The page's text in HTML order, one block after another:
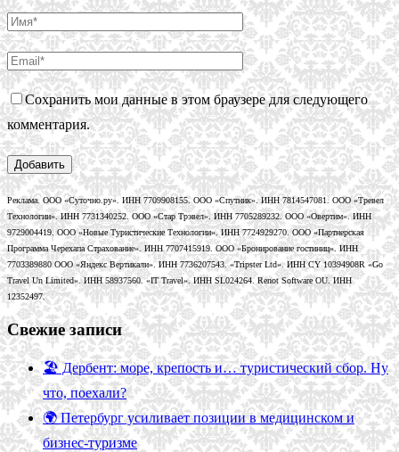
Сохранить мои данные в этом браузере для следующего
комментария.
Реклама. ООО «Суточно.ру». ИНН 7709908155. ООО «Спутник». ИНН 7814547081. ООО «Тревел
Технологии». ИНН 7731340252. ООО «Стар Трэвел». ИНН 7705289232. ООО «Овертим». ИНН
9729004419. ООО «Новые Туристические Технологии». ИНН 7724929270. ООО «Партнерская
Программа Черехапа Страхование». ИНН 7707415919. ООО «Бронирование гостиниц». ИНН
7703389880 ООО «Яндекс Вертикали». ИНН 7736207543. «Tripster Ltd». ИНН CY 10394908R «Go
Travel Un Limited». ИНН 58937560. «IT Travel». ИНН SL024264. Renot Software OU. ИНН
12352497.
Свежие записи
🏖️ Дербент: море, крепость и… туристический сбор. Ну
что, поехали?
🌍 Петербург усиливает позиции в медицинском и
бизнес-туризме